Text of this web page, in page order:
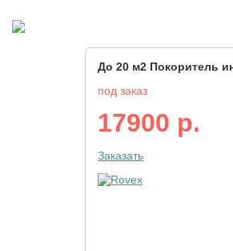
До 20 м2 Покоритель
под заказ
17900 р.
Заказать